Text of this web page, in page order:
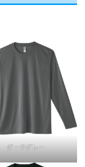
ダークグレー